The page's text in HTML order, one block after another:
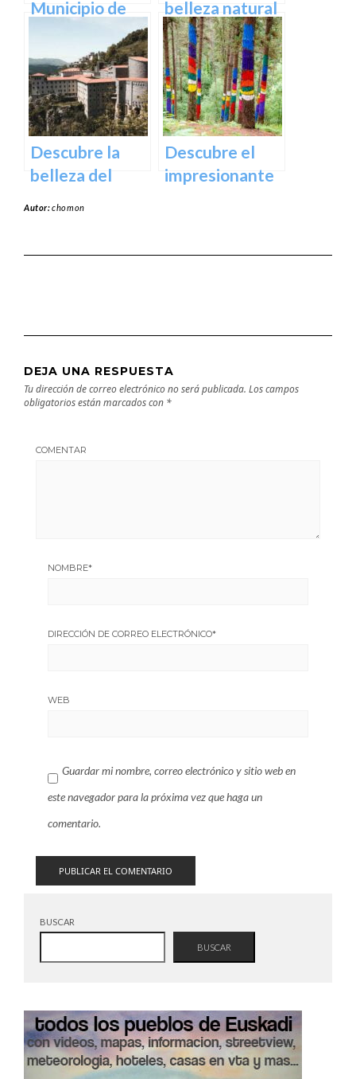
Municipio de
guipuzcoa
belleza natural
del Parque
Natural de
Aralar en tu
próxima
escapada
Descubre la
belleza del
Descubre el
impresionante
Autor:chomon
DEJA UNA RESPUESTA
Tu dirección de correo electrónico no será publicada. Los campos
obligatorios están marcados con *
COMENTAR
NOMBRE*
DIRECCIÓN DE CORREO ELECTRÓNICO*
WEB
Guardar mi nombre, correo electrónico y sitio web en
este navegador para la próxima vez que haga un
comentario.
BUSCAR
BUSCAR